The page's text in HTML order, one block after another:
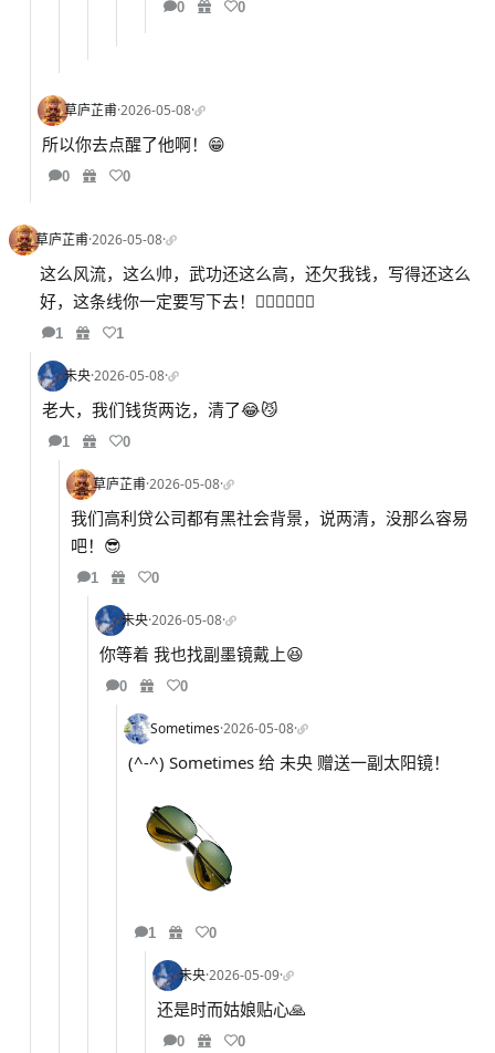
0 0
草庐芷甫·2026-05-08·
所以你去点醒了他啊！😁
0 0
草庐芷甫·2026-05-08·
这么风流，这么帅，武功还这么高，还欠我钱，写得还这么
好，这条线你一定要写下去！👍🏻👍🏻👍🏻
1 1
未央·2026-05-08·
老大，我们钱货两讫，清了😂😼
1 0
草庐芷甫·2026-05-08·
我们高利贷公司都有黑社会背景，说两清，没那么容易
吧！😎
1 0
未央·2026-05-08·
你等着 我也找副墨镜戴上😆
0 0
Sometimes·2026-05-08·
(^-^) Sometimes 给 未央 赠送一副太阳镜！
1 0
未央·2026-05-09·
还是时而姑娘贴心🙏
0 0